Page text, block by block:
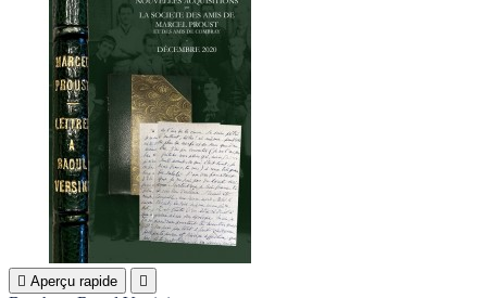
 Aperçu rapide 